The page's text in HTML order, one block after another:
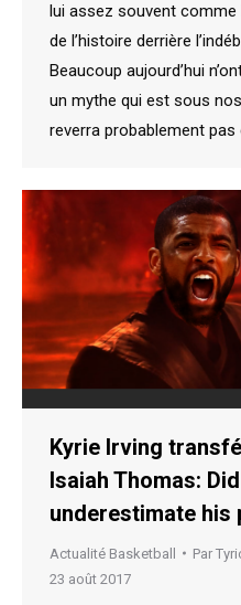
lui assez souvent comme
de l’histoire derrière
Beaucoup aujourd’hui
un mythe qui est sous
reverra probablement pas
Kyrie Irving
Isaiah Thomas:
underestimate his
Actualité Basketball Par
23 août 2017